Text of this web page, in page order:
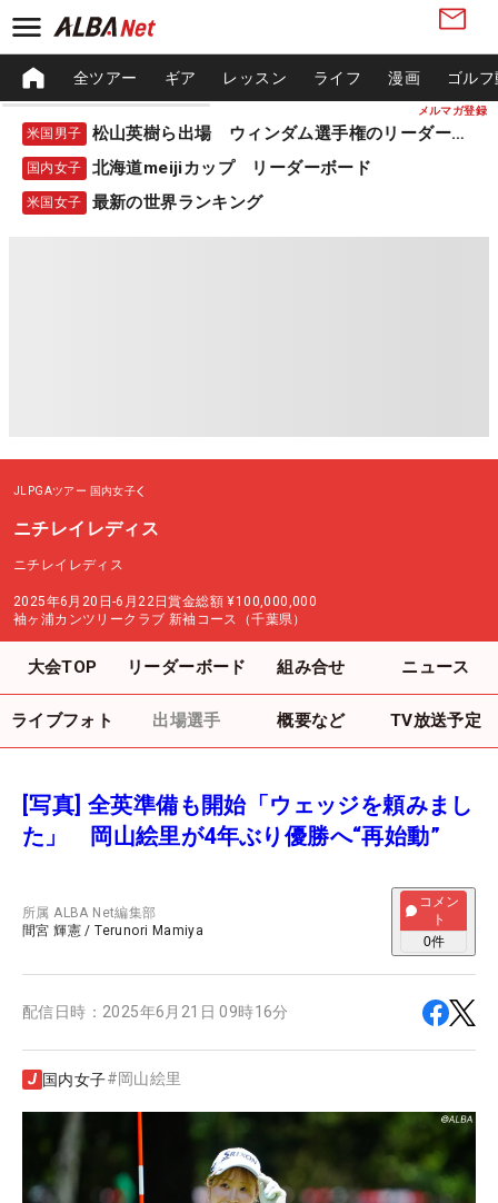
メルマガ登録
全ツアー ギア レッスン ライフ 漫画 ゴル
米国男子 松山英樹ら出場 ウィンダム選手権のリーダーボード
国内女子 北海道meijiカップ リーダーボード
米国女子 最新の世界ランキング
JLPGAツアー 国内女子
ニチレイレディス
ニチレイレディス
2025年6月20日-6月22日賞金総額 ¥100,000,000
袖ヶ浦カンツリークラブ 新袖コース（千葉県）
大会TOP リーダーボード 組み合せ ニュース
ライブフォト 出場選手 概要など TV放送予定
[写真] 全英準備も開始「ウェッジを頼みまし
た」 岡山絵里が4年ぶり優勝へ“再始動”
所属ALBA Net編集部
間宮 輝憲 /Terunori Mamiya
コメン
ト
0件
配信日時： 2025年6月21日 09時16分
国内女子#岡山絵里